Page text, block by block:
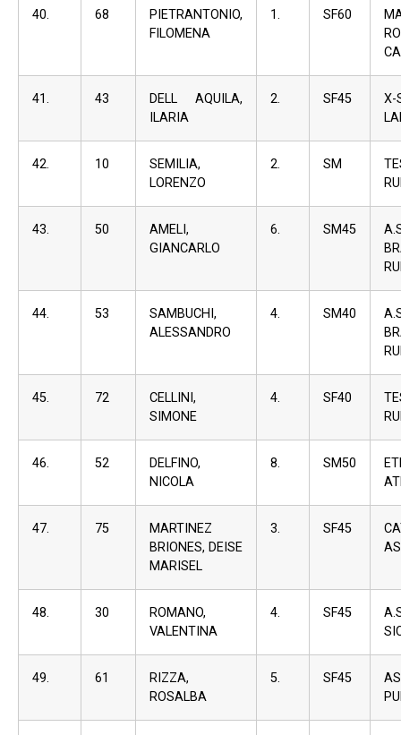
40. 68
PIETRANTONIO,
FILOMENA
1. SF60
41. 43
DELL AQUILA,
ILARIA
2. SF45
X-
42. 10
SEMILIA,
LORENZO
2. SM
43. 50
AMELI,
GIANCARLO
6. SM45
44. 53
SAMBUCHI,
ALESSANDRO
4. SM40
45. 72
CELLINI,
SIMONE
4. SF40
46. 52
DELFINO,
NICOLA
8. SM50
47. 75
MARTINEZ
BRIONES, DEISE
MARISEL
3. SF45
48. 30
ROMANO,
VALENTINA
4. SF45
49. 61
RIZZA,
ROSALBA
5. SF45